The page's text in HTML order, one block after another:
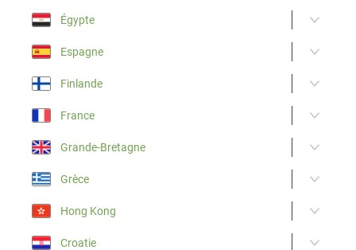
Égypte
Espagne
Finlande
France
Grande-Bretagne
Grèce
Hong Kong
Croatie